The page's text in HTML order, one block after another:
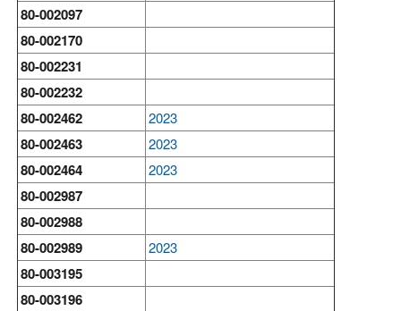
80-002097
80-002170
80-002231
80-002232
80-002462
2023
80-002463 2023
80-002464 2023
80-002987
80-002988
80-002989
2023
80-003195
80-003196